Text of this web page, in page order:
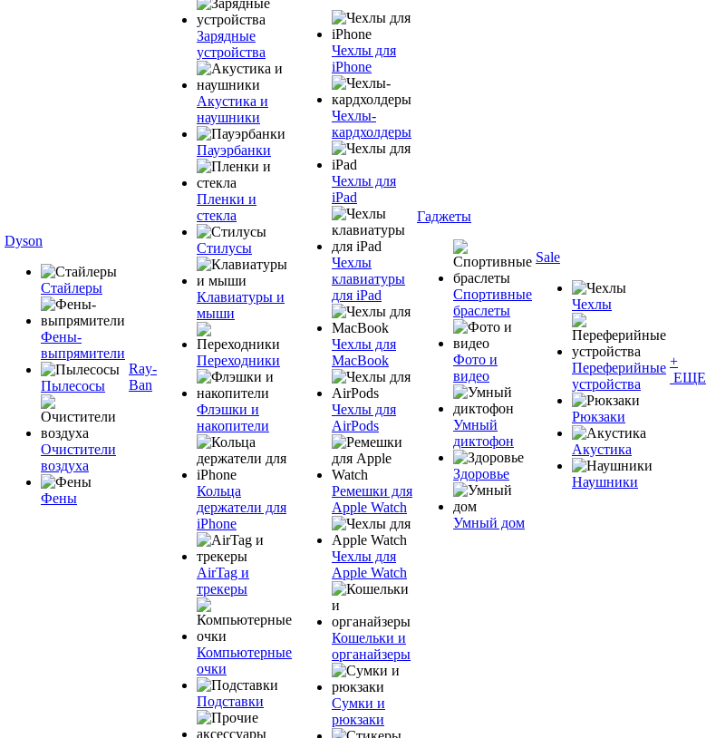
Dyson
Стайлеры
Фены-
выпрямители
Пылесосы
Очистители
воздуха
Фены
Ray-
Ban
Зарядные
устройства
Акустика и
наушники
Пауэрбанки
Пленки и
стекла
Стилусы
Клавиатуры и
мыши
Переходники
Флэшки и
накопители
Кольца
держатели для
iPhone
AirTag и
трекеры
Компьютерные
очки
Подставки
Чехлы для
iPhone
Чехлы-
кардхолдеры
Чехлы для
iPad
Чехлы
клавиатуры
для iPad
Чехлы для
MacBook
Чехлы для
AirPods
Ремешки для
Apple Watch
Чехлы для
Apple Watch
Кошельки и
органайзеры
Сумки и
рюкзаки
Гаджеты
Спортивные
браслеты
Фото и
видео
Умный
диктофон
Здоровье
Умный дом
Sale
Чехлы
Переферийные
устройства
Рюкзаки
Акустика
Наушники
+
ЕЩЕ